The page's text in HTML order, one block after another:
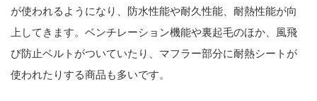
が使われるようになり、防水性能や耐久性能、耐熱性能が向
上してきます。ベンチレーション機能や裏起毛のほか、風飛
び防止ベルトがついていたり、マフラー部分に耐熱シートが
使われたりする商品も多いです。